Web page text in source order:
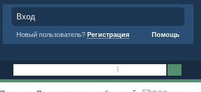
Вход
Новый пользователь? Регистрация Помощь